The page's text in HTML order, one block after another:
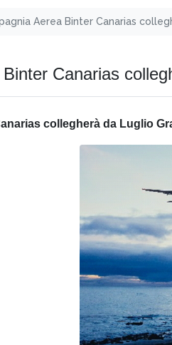
Aerea Binter Canarias
Canarias
collegherà da Luglio